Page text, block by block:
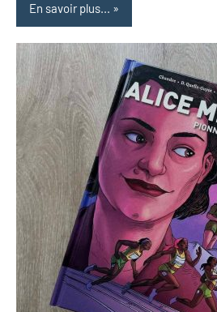
En savoir plus...